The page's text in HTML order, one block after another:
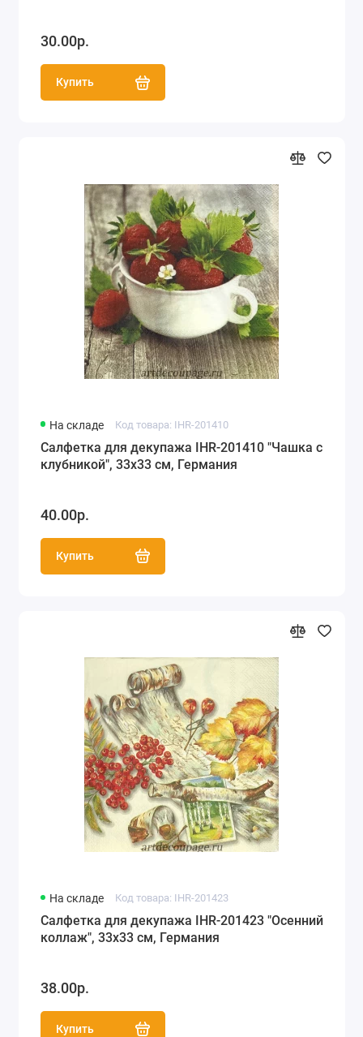
30.00р.
Купить
На складе Код товара: IHR-201410
Салфетка для декупажа IHR-201410 "Чашка с
клубникой", 33х33 см, Германия
40.00р.
Купить
На складе Код товара: IHR-201423
Салфетка для декупажа IHR-201423 "Осенний
коллаж", 33х33 см, Германия
38.00р.
Купить